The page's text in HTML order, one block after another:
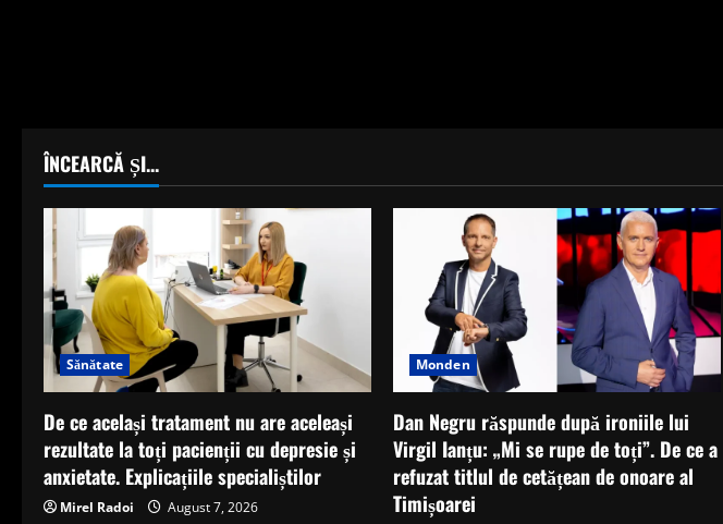
ÎNCEARCĂ ȘI...
Sănătate
De ce același tratament nu are aceleași
rezultate la toți pacienții cu depresie și
anxietate. Explicațiile specialiștilor
Mirel Radoi August 7, 2026
Monden
Dan Negru răspunde după ironiile lui
Virgil Ianțu: „Mi se rupe de toți”. De ce a
refuzat titlul de cetățean de onoare al
Timișoarei